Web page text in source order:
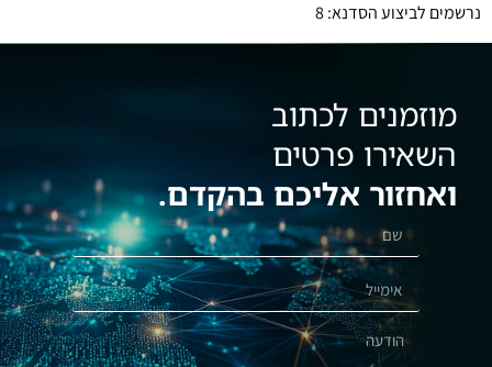
נרשמים לביצוע הסדנא: 8
מוזמנים לכתוב
השאירו פרטים
ואחזור אליכם בהקדם.